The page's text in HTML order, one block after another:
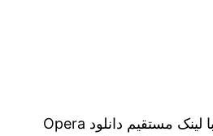
دانلود Opera Browser برای اندروید دانلود مرورگر اپرا با لینک مستقیم دانلود Opera